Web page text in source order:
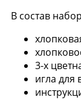
В состав
3-х
игла